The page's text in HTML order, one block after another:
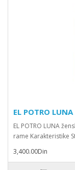
EL POTRO
EL POTRO LUNA
rame Karakteristike
3,400.00Din